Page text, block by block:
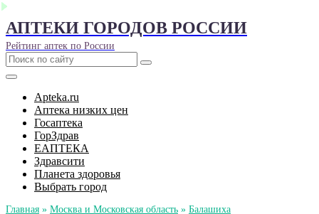
АПТЕКИ ГОРОДОВ РОССИИ
Рейтинг аптек по России
Apteka.ru
Аптека низких цен
Госаптека
ГорЗдрав
ЕАПТЕКА
Здравсити
Планета здоровья
Выбрать город
Главная » Москва и Московская область » Балашиха